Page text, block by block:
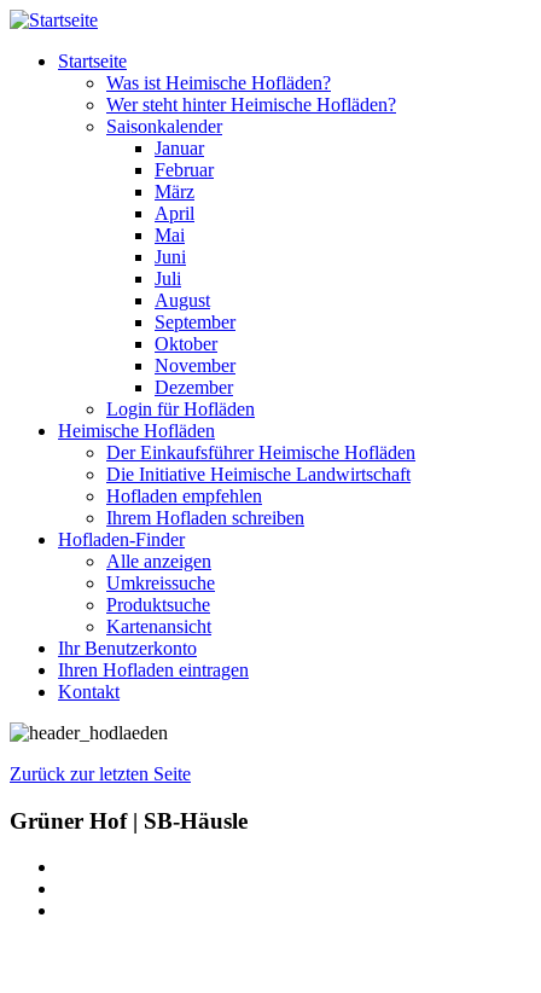
Direkt zum Inhalt
Startseite
Was ist Heimische Hofläden?
Wer steht hinter Heimische Hofläden?
Saisonkalender
Januar
Februar
März
April
Mai
Juni
Juli
August
September
Oktober
November
Dezember
Login für Hofläden
Heimische Hofläden
Der Einkaufsführer Heimische Hofläden
Die Initiative Heimische Landwirtschaft
Hofladen empfehlen
Ihrem Hofladen schreiben
Hofladen-Finder
Alle anzeigen
Umkreissuche
Produktsuche
Kartenansicht
Ihr Benutzerkonto
Ihren Hofladen eintragen
Kontakt
Zurück zur letzten Seite
Grüner Hof | SB-Häusle